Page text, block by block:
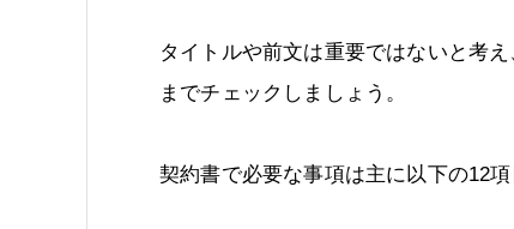
タイトルや前文は重要ではないと考
までチェックしましょう。
契約書で必要な事項は主に以下の12項